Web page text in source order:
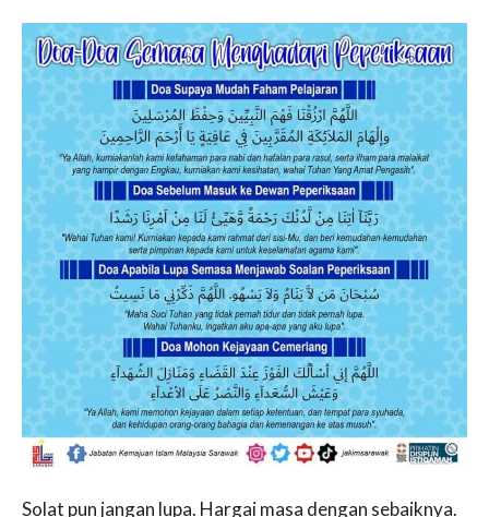
Solat pun jangan lupa. Hargai masa dengan sebaiknya.